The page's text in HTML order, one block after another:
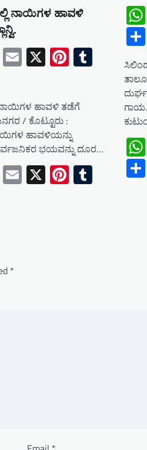
ನಾಯಿಗಳ ಹಾವಳಿ
Facebook
Email
X Pinterest
Tumblr
ನಾಯಿಗಳ ಹಾವಳಿ ತಡೆಗೆ
/ ಕೊಟ್ಟೂರು :
ಹಾವಳಿಯನ್ನು
ಭಯವನ್ನು ದೂರ…
Facebook
Email
X Pinterest
Tumblr
*